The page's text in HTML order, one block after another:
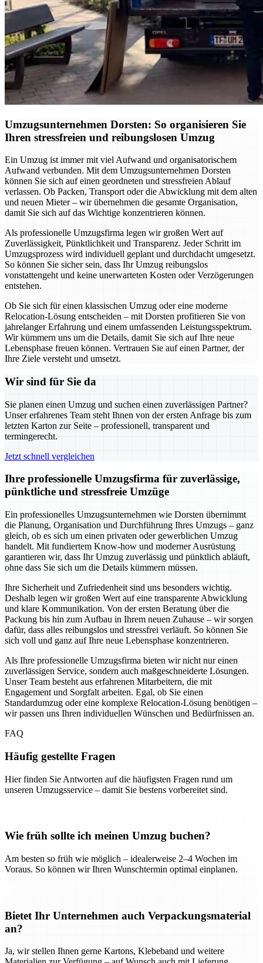
Umzugsunternehmen Dorsten: So organisieren Sie
Ihren stressfreien und reibungslosen Umzug
Ein Umzug ist immer mit viel Aufwand und organisatorischem
Aufwand verbunden. Mit dem Umzugsunternehmen Dorsten
können Sie sich auf einen geordneten und stressfreien Ablauf
verlassen. Ob Packen, Transport oder die Abwicklung mit dem alten
und neuen Mieter – wir übernehmen die gesamte Organisation,
damit Sie sich auf das Wichtige konzentrieren können.
Als professionelle Umzugsfirma legen wir großen Wert auf
Zuverlässigkeit, Pünktlichkeit und Transparenz. Jeder Schritt im
Umzugsprozess wird individuell geplant und durchdacht umgesetzt.
So können Sie sicher sein, dass Ihr Umzug reibungslos
vonstattengeht und keine unerwarteten Kosten oder Verzögerungen
entstehen.
Ob Sie sich für einen klassischen Umzug oder eine moderne
Relocation-Lösung entscheiden – mit Dorsten profitieren Sie von
jahrelanger Erfahrung und einem umfassenden Leistungsspektrum.
Wir kümmern uns um die Details, damit Sie sich auf Ihre neue
Lebensphase freuen können. Vertrauen Sie auf einen Partner, der
Ihre Ziele versteht und umsetzt.
Wir sind für Sie da
Sie planen einen Umzug und suchen einen zuverlässigen Partner?
Unser erfahrenes Team steht Ihnen von der ersten Anfrage bis zum
letzten Karton zur Seite – professionell, transparent und
termingerecht.
Jetzt schnell vergleichen
Ihre professionelle Umzugsfirma für zuverlässige,
pünktliche und stressfreie Umzüge
Ein professionelles Umzugsunternehmen wie Dorsten übernimmt
die Planung, Organisation und Durchführung Ihres Umzugs – ganz
gleich, ob es sich um einen privaten oder gewerblichen Umzug
handelt. Mit fundiertem Know-how und moderner Ausrüstung
garantieren wir, dass Ihr Umzug zuverlässig und pünktlich abläuft,
ohne dass Sie sich um die Details kümmern müssen.
Ihre Sicherheit und Zufriedenheit sind uns besonders wichtig.
Deshalb legen wir großen Wert auf eine transparente Abwicklung
und klare Kommunikation. Von der ersten Beratung über die
Packung bis hin zum Aufbau in Ihrem neuen Zuhause – wir sorgen
dafür, dass alles reibungslos und stressfrei verläuft. So können Sie
sich voll und ganz auf Ihre neue Lebensphase konzentrieren.
Als Ihre professionelle Umzugsfirma bieten wir nicht nur einen
zuverlässigen Service, sondern auch maßgeschneiderte Lösungen.
Unser Team besteht aus erfahrenen Mitarbeitern, die mit
Engagement und Sorgfalt arbeiten. Egal, ob Sie einen
Standardumzug oder eine komplexe Relocation-Lösung benötigen –
wir passen uns Ihren individuellen Wünschen und Bedürfnissen an.
FAQ
Häufig gestellte Fragen
Hier finden Sie Antworten auf die häufigsten Fragen rund um
unseren Umzugsservice – damit Sie bestens vorbereitet sind.
Wie früh sollte ich meinen Umzug buchen?
Am besten so früh wie möglich – idealerweise 2–4 Wochen im
Voraus. So können wir Ihren Wunschtermin optimal einplanen.
Bietet Ihr Unternehmen auch Verpackungsmaterial
an?
Ja, wir stellen Ihnen gerne Kartons, Klebeband und weitere